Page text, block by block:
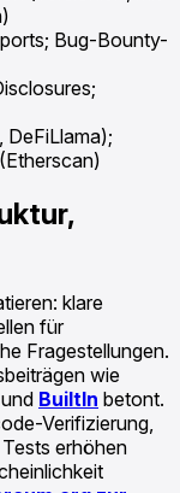
Bug-Bounty-
DeFiLlama);
klare
für
Fragestellungen.
wie
und BuiltIn betont.
Verifizierung,
erhöhen